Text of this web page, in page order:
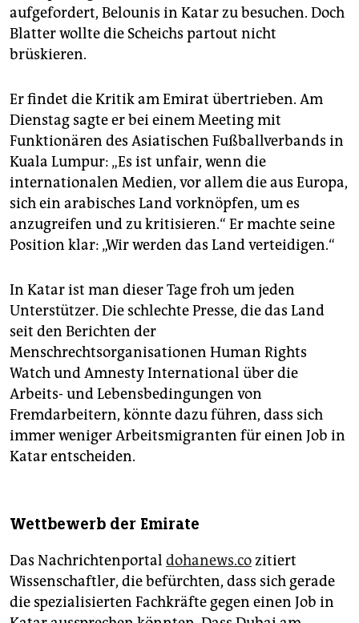
aufgefordert, Belounis in Katar zu besuchen. Doch
Blatter wollte die Scheichs partout nicht
brüskieren.
Er findet die Kritik am Emirat übertrieben. Am
Dienstag sagte er bei einem Meeting mit
Funktionären des Asiatischen Fußballverbands in
Kuala Lumpur: „Es ist unfair, wenn die
internationalen Medien, vor allem die aus Europa,
sich ein arabisches Land vorknöpfen, um es
anzugreifen und zu kritisieren.“ Er machte seine
Position klar: „Wir werden das Land verteidigen.“
In Katar ist man dieser Tage froh um jeden
Unterstützer. Die schlechte Presse, die das Land
seit den Berichten der
Menschrechtsorganisationen Human Rights
Watch und Amnesty International über die
Arbeits- und Lebensbedingungen von
Fremdarbeitern, könnte dazu führen, dass sich
immer weniger Arbeitsmigranten für einen Job in
Katar entscheiden.
Wettbewerb der Emirate
Das Nachrichtenportal dohanews.cozitiert
Wissenschaftler, die befürchten, dass sich gerade
die spezialisierten Fachkräfte gegen einen Job in